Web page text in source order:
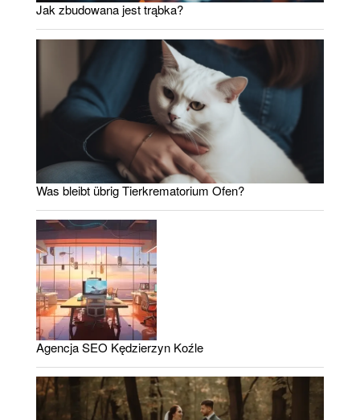
Jak zbudowana jest trąbka?
Was bleibt übrig Tierkrematorium Ofen?
Agencja SEO Kędzierzyn Koźle